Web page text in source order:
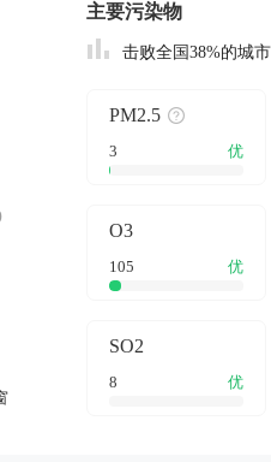
主要污染物
击败全国38%的城市
PM2.5
3 优
O3
105 优
SO2
8 优